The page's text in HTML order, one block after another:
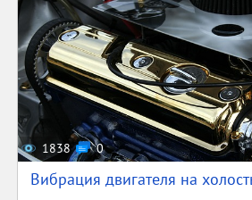
1838 0
Вибрация двигателя на